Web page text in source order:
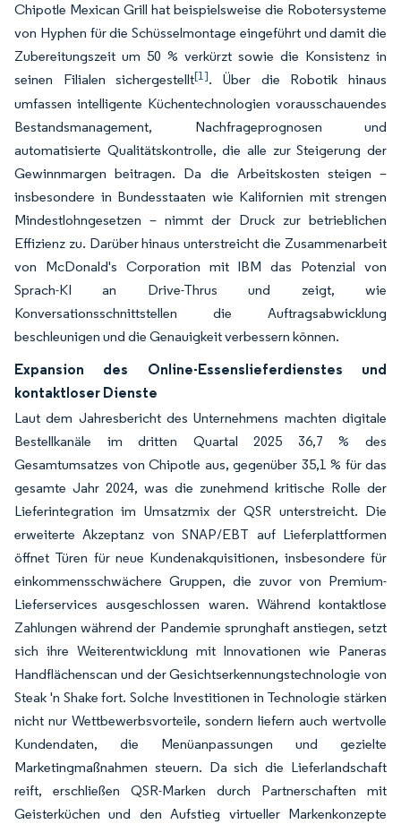
Chipotle Mexican Grill hat beispielsweise die Robotersysteme
von Hyphen für die Schüsselmontage eingeführt und damit die
Zubereitungszeit um 50 % verkürzt sowie die Konsistenz in
seinen Filialen sichergestellt[1]. Über die Robotik hinaus
umfassen intelligente Küchentechnologien vorausschauendes
Bestandsmanagement, Nachfrageprognosen und
automatisierte Qualitätskontrolle, die alle zur Steigerung der
Gewinnmargen beitragen. Da die Arbeitskosten steigen –
insbesondere in Bundesstaaten wie Kalifornien mit strengen
Mindestlohngesetzen – nimmt der Druck zur betrieblichen
Effizienz zu. Darüber hinaus unterstreicht die Zusammenarbeit
von McDonald's Corporation mit IBM das Potenzial von
Sprach-KI an Drive-Thrus und zeigt, wie
Konversationsschnittstellen die Auftragsabwicklung
beschleunigen und die Genauigkeit verbessern können.
Expansion des Online-Essenslieferdienstes und
kontaktloser Dienste
Laut dem Jahresbericht des Unternehmens machten digitale
Bestellkanäle im dritten Quartal 2025 36,7 % des
Gesamtumsatzes von Chipotle aus, gegenüber 35,1 % für das
gesamte Jahr 2024, was die zunehmend kritische Rolle der
Lieferintegration im Umsatzmix der QSR unterstreicht. Die
erweiterte Akzeptanz von SNAP/EBT auf Lieferplattformen
öffnet Türen für neue Kundenakquisitionen, insbesondere für
einkommensschwächere Gruppen, die zuvor von Premium-
Lieferservices ausgeschlossen waren. Während kontaktlose
Zahlungen während der Pandemie sprunghaft anstiegen, setzt
sich ihre Weiterentwicklung mit Innovationen wie Paneras
Handflächenscan und der Gesichtserkennungstechnologie von
Steak 'n Shake fort. Solche Investitionen in Technologie stärken
nicht nur Wettbewerbsvorteile, sondern liefern auch wertvolle
Kundendaten, die Menüanpassungen und gezielte
Marketingmaßnahmen steuern. Da sich die Lieferlandschaft
reift, erschließen QSR-Marken durch Partnerschaften mit
Geisterküchen und den Aufstieg virtueller Markenkonzepte